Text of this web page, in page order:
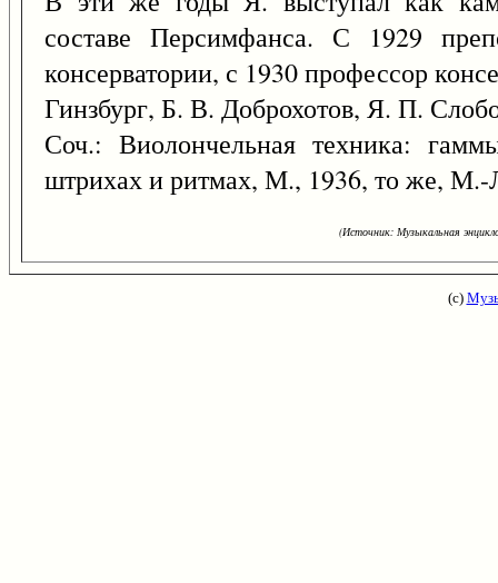
составе Персимфанса. С 1929
консерватории, с 1930 профессор
Гинзбург, Б. В. Доброхотов, Я. П.
Соч.: Виолончельная техника:
штрихах и ритмах, М., 1936, то же, М.-
(Источник: Музыкальная
(с)